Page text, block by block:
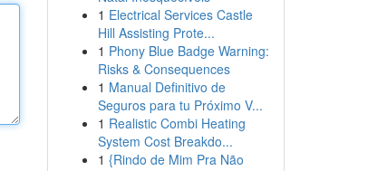
1 Electrical Services Castle
Hill Assisting Prote...
1 Phony Blue Badge Warning:
Risks & Consequences
1 Manual Definitivo de
Seguros para tu Próximo V...
1 Realistic Combi Heating
System Cost Breakdo...
1 {Rindo de Mim Pra Não